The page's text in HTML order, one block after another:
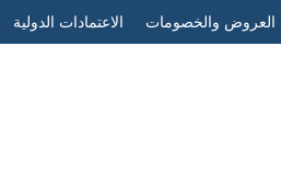
العروض والخصومات الاعتمادات الدولية